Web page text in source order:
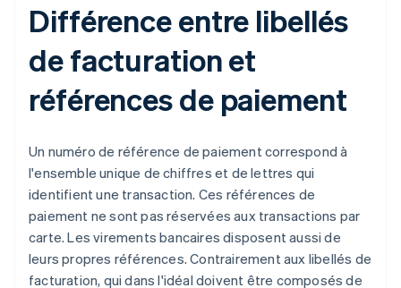
Différence entre libellés
de facturation et
références de paiement
Un numéro de référence de paiement correspond à
l'ensemble unique de chiffres et de lettres qui
identifient une transaction. Ces références de
paiement ne sont pas réservées aux transactions par
carte. Les virements bancaires disposent aussi de
leurs propres références. Contrairement aux libellés de
facturation, qui dans l'idéal doivent être composés de